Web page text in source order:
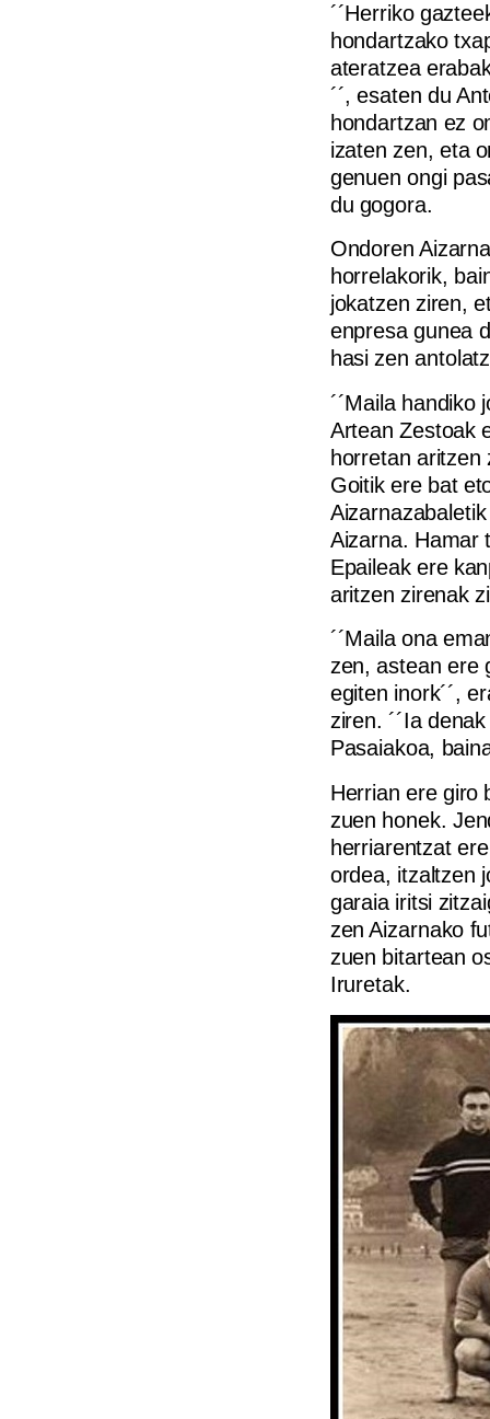
´´Herriko
hondartzako
ateratzea
´´, esaten du
hondartzan ez
izaten zen, eta
genuen ongi
du gogora.
Ondoren
horrelakorik,
jokatzen ziren,
enpresa gunea
hasi zen
´´Maila
Artean Zestoak
horretan aritzen
Goitik ere bat
Aizarna. Hamar
Epaileak ere
aritzen zirenak
´´Maila ona
zen, astean ere
egiten inork´´,
ziren. ´´Ia
Pasaiakoa,
Herrian ere giro
zuen honek.
herriarentzat
ordea, itzaltzen
garaia iritsi
zen Aizarnako
zuen bitartean
Iruretak.